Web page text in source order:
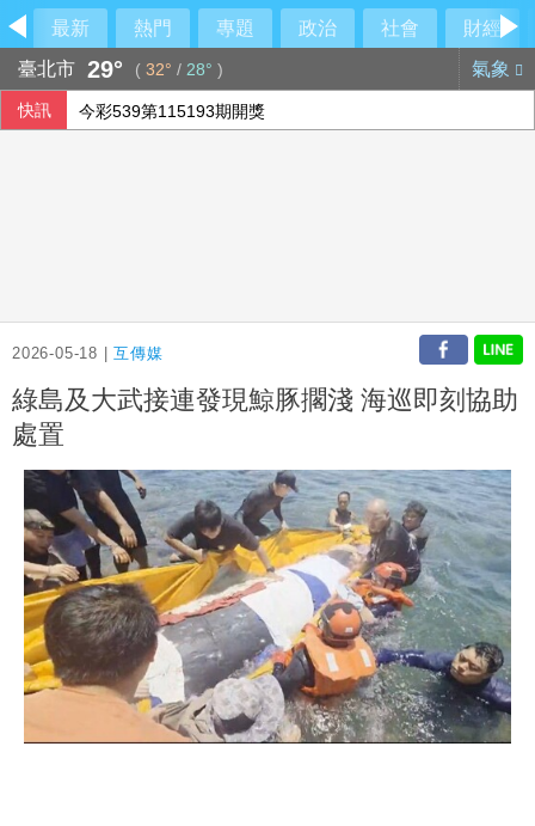
最新 熱門 專題 政治 社會
財經
臺北市 29° ( 32° / 28° ) 氣象
快訊 今彩539第115193期開獎
2026-05-18 |互傳媒
綠島及大武接連發現鯨豚擱淺 海巡即刻協助
處置